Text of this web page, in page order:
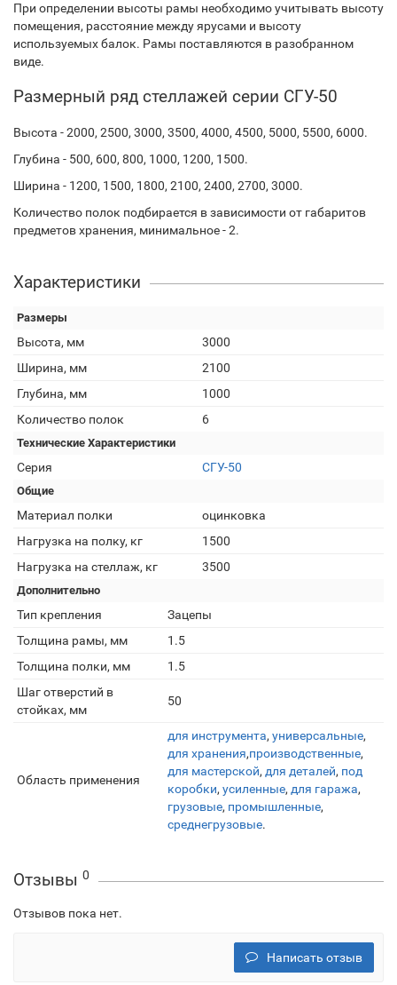
При определении высоты рамы необходимо учитывать высоту
помещения, расстояние между ярусами и высоту
используемых балок. Рамы поставляются в разобранном
виде.
Размерный ряд стеллажей серии СГУ-50
Высота - 2000, 2500, 3000, 3500, 4000, 4500, 5000, 5500, 6000.
Глубина - 500, 600, 800, 1000, 1200, 1500.
Ширина - 1200, 1500, 1800, 2100, 2400, 2700, 3000.
Количество полок подбирается в зависимости от габаритов
предметов хранения, минимальное - 2.
Характеристики
Размеры
Высота, мм
3000
Ширина, мм
2100
Глубина, мм
1000
Количество полок
6
Технические Характеристики
Серия СГУ-50
Общие
Материал полки
оцинковка
Нагрузка на полку, кг
1500
Нагрузка на стеллаж, кг
3500
Дополнительно
Тип крепления
Зацепы
Толщина рамы, мм
1.5
Толщина полки, мм
1.5
Шаг отверстий в
стойках, мм
50
Область применения
для инструмента, универсальные,
для хранения,производственные,
для мастерской, для деталей, под
коробки, усиленные, для гаража,
грузовые, промышленные,
среднегрузовые.
Отзывы 0
Отзывов пока нет.
Написать отзыв